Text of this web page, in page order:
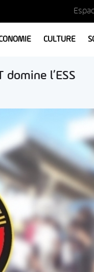
CULTURE
domine l’ESS